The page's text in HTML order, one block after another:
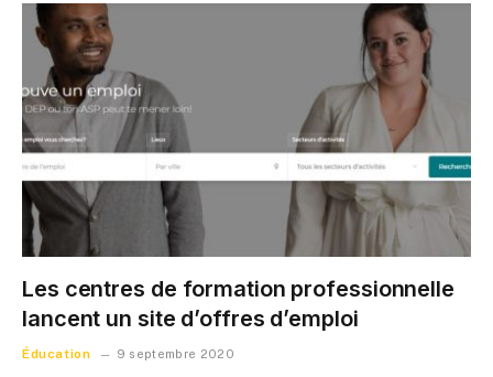
Les centres de formation professionnelle
lancent un site d’offres d’emploi
Éducation 9 septembre 2020